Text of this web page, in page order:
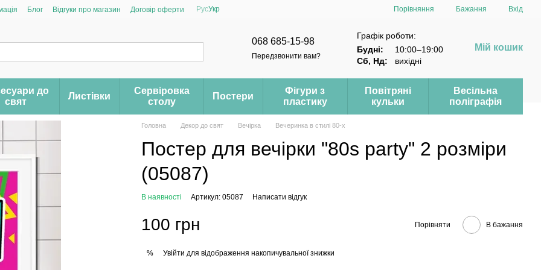
Блог Відгуки про магазин Договір оферти РусУкр Порівняння Бажання Вхід
068 685-15-98
Передзвонити вам?
Графік роботи:
Будні:
10:00–19:00
Сб, Нд:
вихідні
Мій кошик
до
свят
Листівки
Сервіровка
столу
Постери
Фігури з
пластику
Повітряні
кульки
Весільна
поліграфія
Головна Декор до свят Вечірка Вечеринка в стилі 80-х
Постер для вечірки "80s party" 2 розміри
(05087)
В наявності Артикул: 05087 Написати відгук
100 грн Порівняти В бажання
% Увійти для відображення накопичувальної знижки